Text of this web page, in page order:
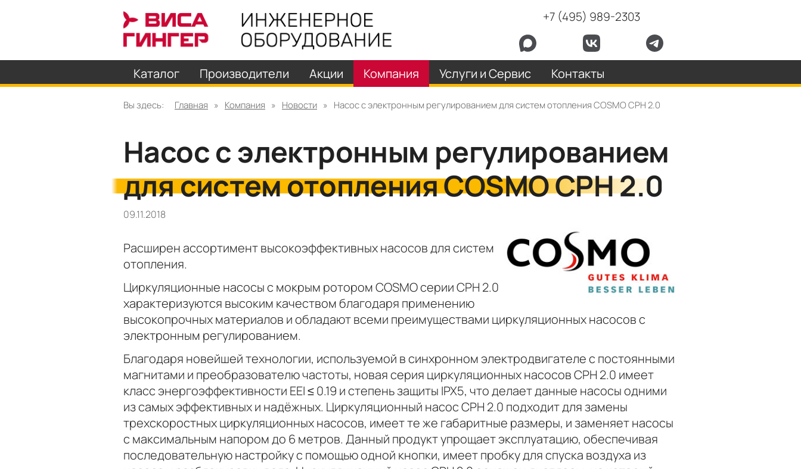
+7 (495) 989-2303
Каталог Производители Акции Компания Услуги и Сервис Контакты
Вы здесь: Главная » Компания » Новости » Насос с электронным регулированием для систем отопления COSMO CPH 2.0
Насос с электронным регулированием
для систем отопления COSMO CPH 2.0
09.11.2018
Расширен ассортимент высокоэффективных насосов для систем
отопления.
Циркуляционные насосы с мокрым ротором COSMO серии CPH 2.0
характеризуются высоким качеством благодаря применению
высокопрочных материалов и обладают всеми преимуществами циркуляционных насосов с
электронным регулированием.
Благодаря новейшей технологии, используемой в синхронном электродвигателе с постоянными
магнитами и преобразователю частоты, новая серия циркуляционных насосов CPH 2.0 имеет
класс энергоэффективности EEI ≤ 0.19 и степень защиты IPX5, что делает данные насосы одними
из самых эффективных и надёжных. Циркуляционный насос CPH 2.0 подходит для замены
трехскоростных циркуляционных насосов, имеет те же габаритные размеры, и заменяет насосы
с максимальным напором до 6 метров. Данный продукт упрощает эксплуатацию, обеспечивая
последовательную настройку с помощью одной кнопки, имеет пробку для спуска воздуха из